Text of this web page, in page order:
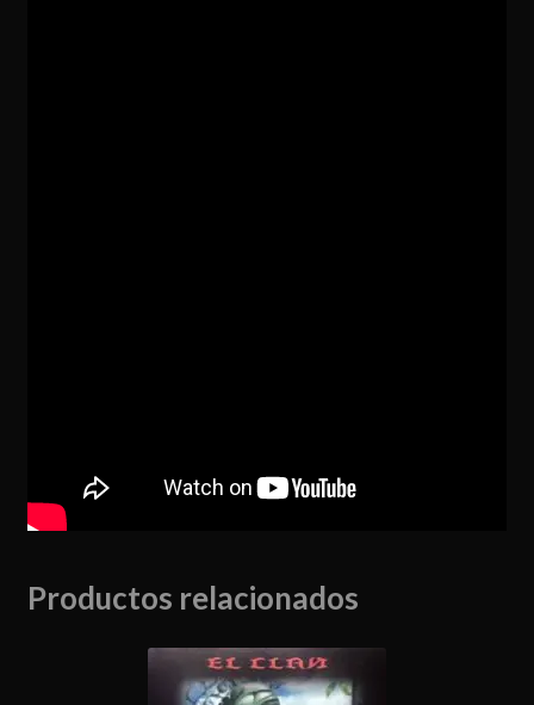
Productos relacionados